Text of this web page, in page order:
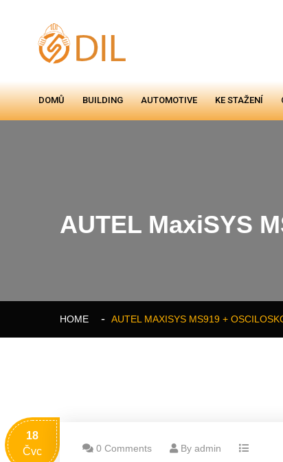
DOMŮ BUILDING AUTOMOTIVE KE STAŽENÍ
AUTEL MaxiSYS
HOME AUTEL MAXISYS MS919 +
18
Čvc
0 Comments By admin